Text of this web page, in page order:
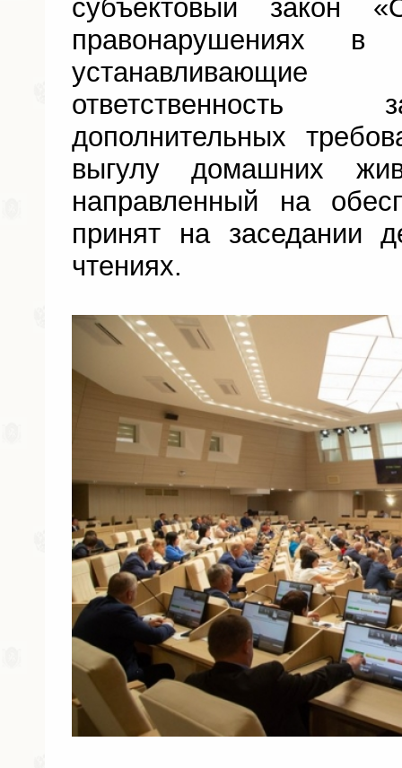
субъектовый закон
правонарушениях в
устанавливающие
ответственность
дополнительных
выгулу домашних
направленный на
принят на заседании
чтениях.